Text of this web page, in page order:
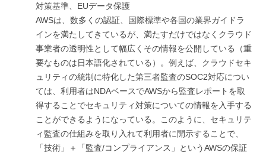
対策基準、EUデータ保護
AWSは、数多くの認証、国際標準や各国の業界ガイドラ
インを満たしてきているが、満たすだけではなくクラウド
事業者の透明性として幅広くその情報を公開している（重
要なものは日本語化されている）。例えば、クラウドセキ
ュリティの統制に特化した第三者監査のSOC2対応につい
ては、利用者はNDAベースでAWSから監査レポートを取
得することでセキュリティ対策についての情報を入手する
ことができるようになっている。このように、セキュリテ
ィ監査の仕組みを取り入れて利用者に開示することで、
「技術」＋「監査/コンプライアンス」というAWSの保証